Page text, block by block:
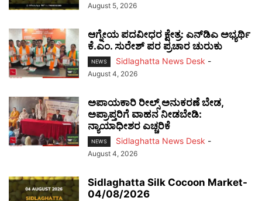
August 5, 2026
ಆಗ್ನೇಯ ಪದವೀಧರ ಕ್ಷೇತ್ರ: ಎನ್‌ಡಿಎ ಅಭ್ಯರ್ಥಿ
ಕೆ.ಎಂ. ಸುರೇಶ್ ಪರ ಪ್ರಚಾರ ಚುರುಕು
NEWS Sidlaghatta News Desk -
August 4, 2026
ಅಪಾಯಕಾರಿ ರೀಲ್ಸ್ ಅನುಕರಣೆ ಬೇಡ,
ಅಪ್ರಾಪ್ತರಿಗೆ ವಾಹನ ನೀಡಬೇಡಿ:
ನ್ಯಾಯಾಧೀಶರ ಎಚ್ಚರಿಕೆ
NEWS Sidlaghatta News Desk -
August 4, 2026
Sidlaghatta Silk Cocoon Market-
04/08/2026